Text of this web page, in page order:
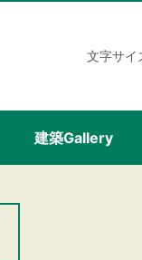
建築Gallery
文字サイ